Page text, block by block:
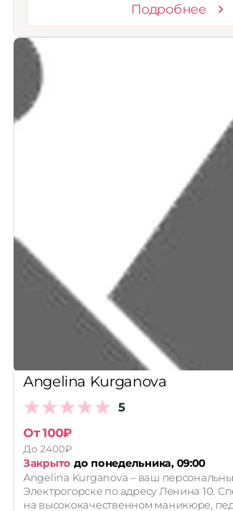
Подробнее
Angelina Kurganova
5
От 100₽
До 2400₽
Закрыто до понедельника, 09:00
Angelina Kurganova – ваш
Электрогорске по адресу Ленина 10.
на высококачественном маникюре,